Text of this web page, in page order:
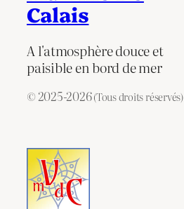
Calais
A l'atmosphère douce et
paisible en bord de mer
© 2025-2026(Tous droits réservés)